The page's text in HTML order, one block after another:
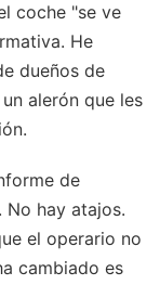
coche "se ve
He
dueños de
alerón que les
de
hay atajos.
el operario no
cambiado es